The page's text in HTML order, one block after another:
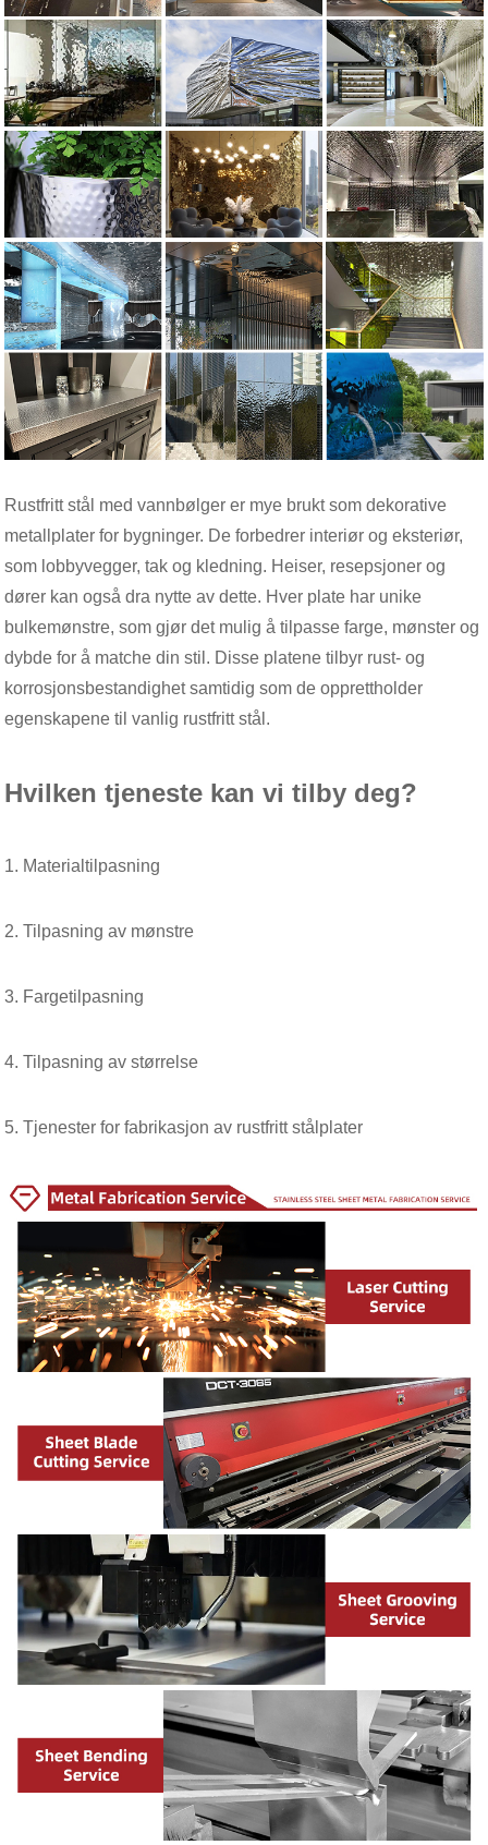
Rustfritt stål med vannbølger er mye brukt som dekorative
metallplater for bygninger. De forbedrer interiør og eksteriør,
som lobbyvegger, tak og kledning. Heiser, resepsjoner og
dører kan også dra nytte av dette. Hver plate har unike
bulkemønstre, som gjør det mulig å tilpasse farge, mønster og
dybde for å matche din stil. Disse platene tilbyr rust- og
korrosjonsbestandighet samtidig som de opprettholder
egenskapene til vanlig rustfritt stål.
Hvilken tjeneste kan vi tilby deg?
1. Materialtilpasning
2. Tilpasning av mønstre
3. Fargetilpasning
4. Tilpasning av størrelse
5. Tjenester for fabrikasjon av rustfritt stålplater